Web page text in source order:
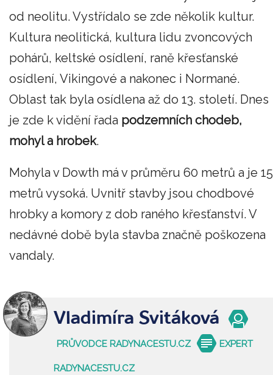
od neolitu. Vystřídalo se zde několik kultur.
Kultura neolitická, kultura lidu zvoncových
pohárů, keltské osídlení, raně křesťanské
osídlení, Vikingové a nakonec i Normané.
Oblast tak byla osídlena až do 13. století. Dnes
je zde k vidění řada podzemních chodeb,
mohyl a hrobek.
Mohyla v Dowth má v průměru 60 metrů a je 15
metrů vysoká. Uvnitř stavby jsou chodbové
hrobky a komory z dob raného křesťanství. V
nedávné době byla stavba značně poškozena
vandaly.
Vladimíra Svitáková
PRŮVODCE RADYNACESTU.CZ EXPERT
RADYNACESTU.CZ